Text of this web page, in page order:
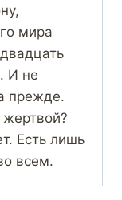
мира
И не
прежде.
Есть лишь
всем.